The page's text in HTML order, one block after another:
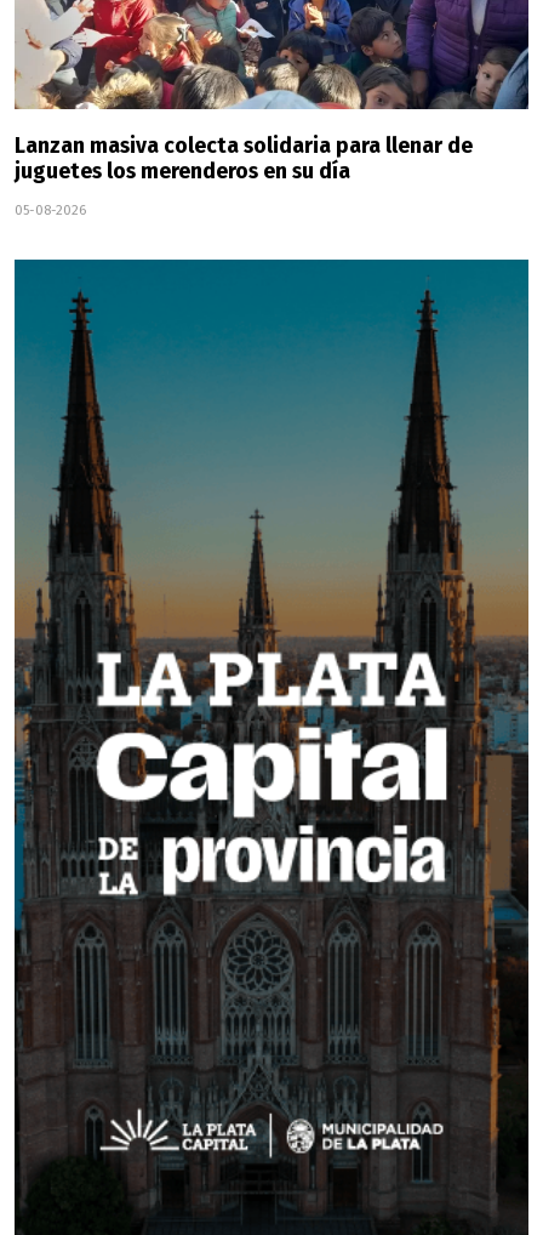
Lanzan masiva colecta solidaria para llenar de
juguetes los merenderos en su día
05-08-2026